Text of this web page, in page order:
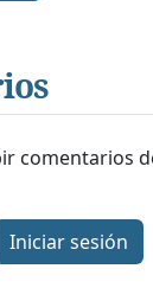
comentarios
Iniciar sesión